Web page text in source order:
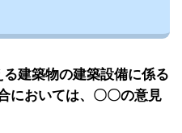
る建築物の建築設備に係る
においては、〇〇の意見